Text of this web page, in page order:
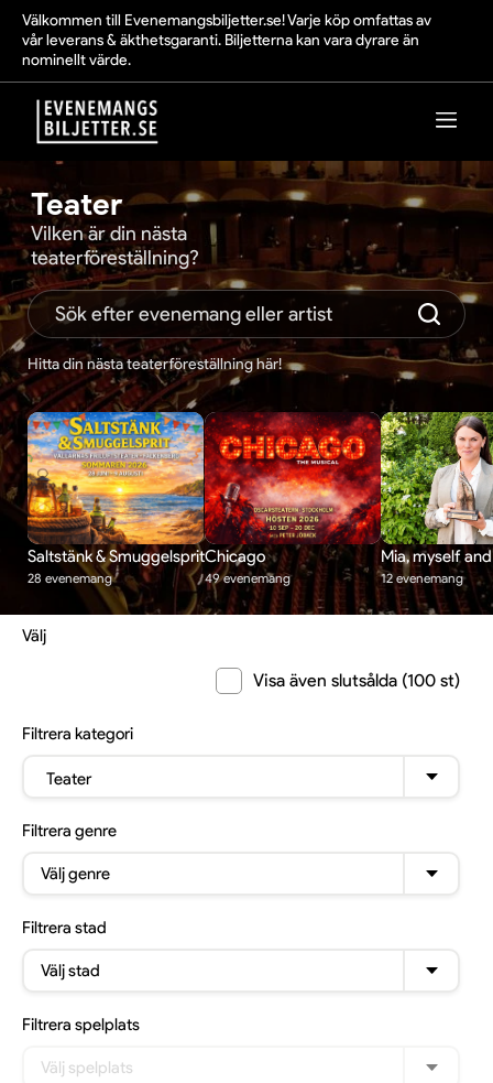
Välkommen till Evenemangsbiljetter.se! Varje köp omfattas av
vår leverans & äkthetsgaranti. Biljetterna kan vara dyrare än
nominellt värde.
Teater
Vilken är din nästa
teaterföreställning?
Hitta din nästa teaterföreställning här!
Saltstänk & Smuggelsprit
28 evenemang
Chicago
49 evenemang
Mia, myself
12 evenemang
Välj
Visa även slutsålda (100 st)
Filtrera kategori
Teater
Filtrera genre
Välj genre
Filtrera stad
Välj stad
Filtrera spelplats
Välj spelplats